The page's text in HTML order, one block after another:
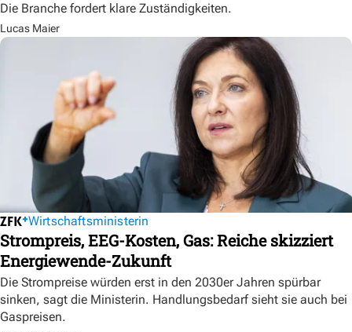
Die Branche fordert klare Zuständigkeiten.
Lucas Maier
Wirtschaftsministerin
Strompreis, EEG-Kosten, Gas: Reiche skizziert
Energiewende-Zukunft
Die Strompreise würden erst in den 2030er Jahren spürbar
sinken, sagt die Ministerin. Handlungsbedarf sieht sie auch bei
Gaspreisen.